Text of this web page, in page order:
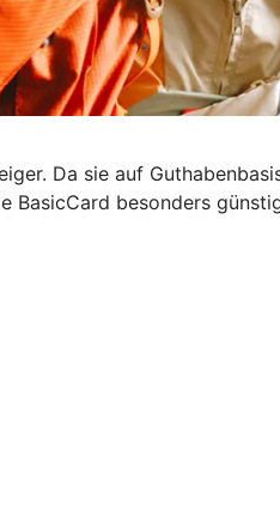
Da sie auf
BasicCard besonders